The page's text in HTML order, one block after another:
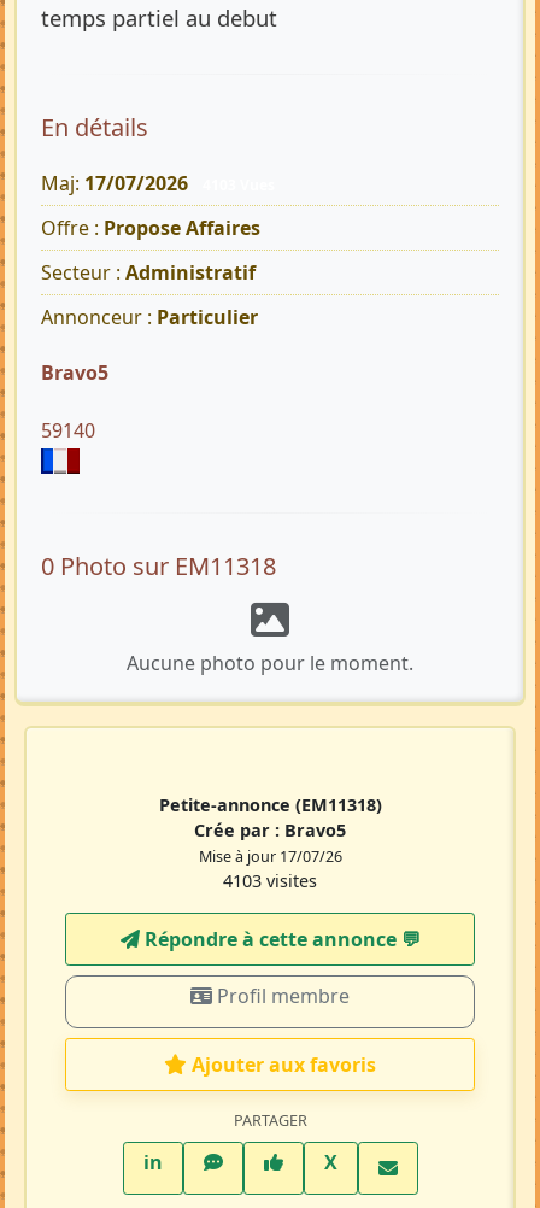
temps partiel au debut
En détails
Maj: 17/07/2026
Offre : Propose Affaires
Secteur : Administratif
Annonceur : Particulier
Bravo5
59140
0 Photo sur EM11318
Aucune photo pour le moment.
Petite-annonce (EM11318)
Crée par : Bravo5
Mise à jour 17/07/26
4103 visites
Répondre à cette annonce 💬​
Profil membre
Ajouter aux favoris
PARTAGER
inLinkedInWhatsAppFacebook
XTwitter X